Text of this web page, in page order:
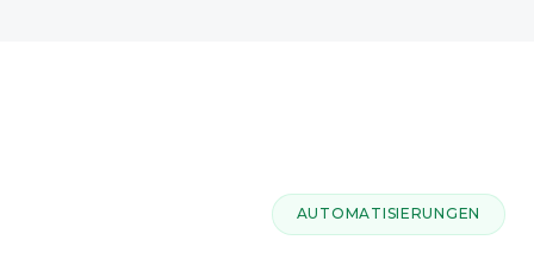
AUTOMATISIERUNGEN